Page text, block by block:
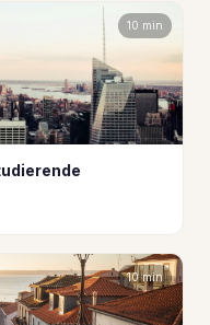
10 min
10 min